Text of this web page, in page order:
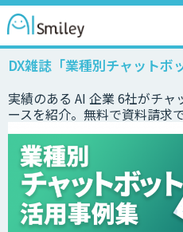
DX雑誌「業種別チャットボ
実績のある AI 企業 6社がチ
ースを紹介。無料で資料請求